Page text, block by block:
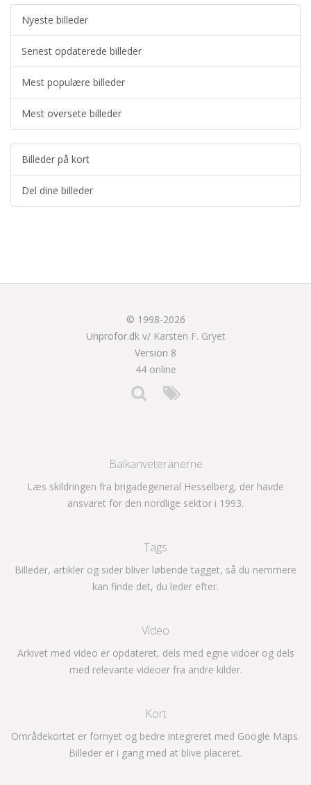
Nyeste billeder
Senest opdaterede billeder
Mest populære billeder
Mest oversete billeder
Billeder på kort
Del dine billeder
© 1998-2026
Unprofor.dk v/ Karsten F. Gryet
Version 8
44 online
Balkanveteranerne
Læs skildringen fra brigadegeneral Hesselberg, der havde
ansvaret for den nordlige sektor i 1993.
Tags
Billeder, artikler og sider bliver løbende tagget, så du nemmere
kan finde det, du leder efter.
Video
Arkivet med video er opdateret, dels med egne vidoer og dels
med relevante videoer fra andre kilder.
Kort
Områdekortet er fornyet og bedre integreret med Google Maps.
Billeder er i gang med at blive placeret.